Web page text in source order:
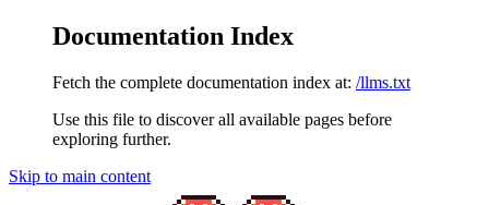
Documentation Index
Fetch the complete documentation index at: /llms.txt
Use this file to discover all available pages before
exploring further.
Skip to main content